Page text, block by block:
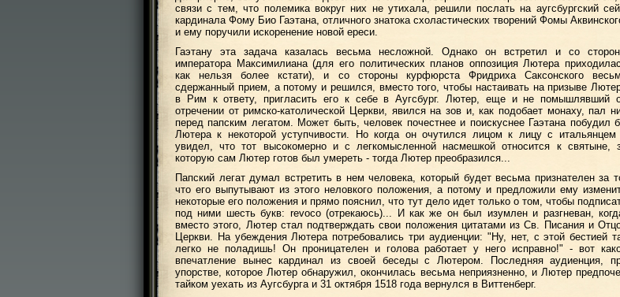
связи с тем, что полемика вокруг них не утихала, решили послать на аугсбургский
кардинала Фому Био Гаэтана, отличного знатока схоластических творений Фомы
и ему поручили искоренение новой ереси.
Гаэтану эта задача казалась весьма несложной. Однако он встретил и со
императора Максимилиана (для его политических планов оппозиция Лютера
как нельзя более кстати), и со стороны курфюрста Фридриха Саксонского
сдержанный прием, а потому и решился, вместо того, чтобы настаивать на призыве
в Рим к ответу, пригласить его к себе в Аугсбург. Лютер, еще и не помышлявший
отречении от римско-католической Церкви, явился на зов и, как подобает монаху, пал
перед папским легатом. Может быть, человек почестнее и поискуснее Гаэтана побудил
Лютера к некоторой уступчивости. Но когда он очутился лицом к лицу с итальянцем
увидел, что тот высокомерно и с легкомысленной насмешкой относится к святыне,
которую сам Лютер готов был умереть - тогда Лютер преобразился...
Папский легат думал встретить в нем человека, который будет весьма признателен за
что его выпутывают из этого неловкого положения, а потому и предложили ему
некоторые его положения и прямо пояснил, что тут дело идет только о том, чтобы
под ними шесть букв: revoco (отрекаюсь)... И как же он был изумлен и разгневан,
вместо этого, Лютер стал подтверждать свои положения цитатами из Св. Писания и
Церкви. На убеждения Лютера потребовались три аудиенции: "Ну, нет, с этой бестией
легко не поладишь! Он проницателен и голова работает у него исправно!" - вот
впечатление вынес кардинал из своей беседы с Лютером. Последняя аудиенция,
упорстве, которое Лютер обнаружил, окончилась весьма неприязненно, и Лютер
тайком уехать из Аугсбурга и 31 октября 1518 года вернулся в Виттенберг.